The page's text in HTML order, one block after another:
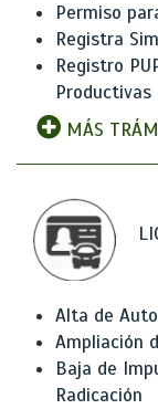
Permiso
Registra
Registro
Productivas
MÁS
Alta de
Ampliación
Baja de
Radicación